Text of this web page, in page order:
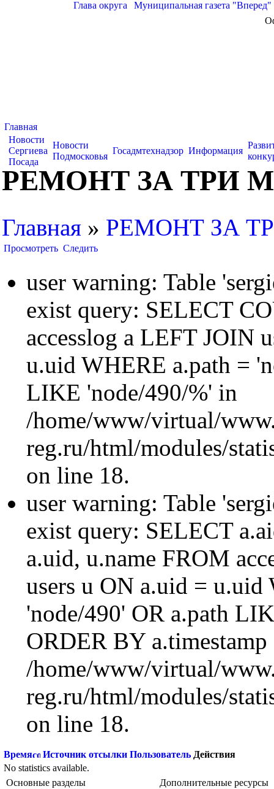
Глава округа Муниципальная газета "Вперед"
Главная
Новости
Сергиева
Посада
Новости
Подмосковья
Госадмтехнадзор Информация
РЕМОНТ ЗА ТРИ
Главная » РЕМОНТ ЗА
Просмотреть Следить
user warning: Table
exist query: SELECT
accesslog a LEFT JOIN
u.uid WHERE a.path =
LIKE 'node/490/%' in
/home/www/virtual/
reg.ru/html/modules/
on line 18.
user warning: Table
exist query: SELECT
a.uid, u.name FROM
users u ON a.uid = u.uid
'node/490' OR a.path
ORDER BY
/home/www/virtual/
reg.ru/html/modules/
on line 18.
Время Источник отсылки Пользователь Действия
No statistics available.
Основные разделы
Дополнительные ресурсы